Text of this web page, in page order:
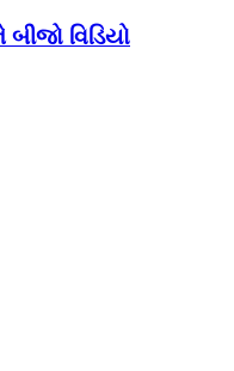
વિડિયો